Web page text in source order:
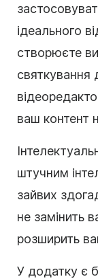
ідеального
створюєте
ваш контент
штучним
зайвих
не замінить
розширить
У додатку є